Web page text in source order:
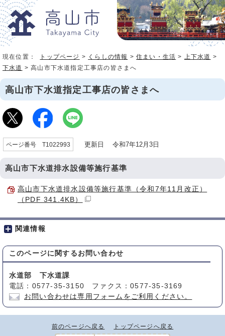
現在位置： トップページ > くらしの情報 >住まい・生活 > 上下水道 >
下水道 > 高山市下水道指定工事店の皆さまへ
高山市下水道指定工事店の皆さまへ
ページ番号 T1022993 更新日 令和7年12月3日
高山市下水道排水設備等施行基準
高山市下水道排水設備等施行基準（令和7年11月改正）
（PDF 341.4KB）
関連情報
このページに関する お問い合わせ
水道部 下水道課
電話：0577-35-3150 ファクス：0577-35-3169
お問い合わせは専用フォームをご利用ください。
前のページへ戻る トップページへ戻る